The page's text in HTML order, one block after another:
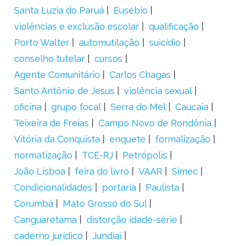
Santa Luzia do Paruá
Eusébio
violências e exclusão escolar
qualificação
Porto Walter
automutilação
suicídio
conselho tutelar
cursos
Agente Comunitário
Carlos Chagas
Santo Antônio de Jesus
violência sexual
oficina
grupo focal Serra do Mel
Caucaia
Teixeira de Freias
Campo Novo de Rondônia
Vitória da Conquista
enquete
formalização
normatização
TCE-RJ
Petrópolis
João Lisboa
feira do livro VAAR
Simec
Condicionalidades
portaria
Paulista
Corumbá
Mato Grosso do Sul
Canguaretama
distorção idade-série
caderno jurídico
Jundiaí